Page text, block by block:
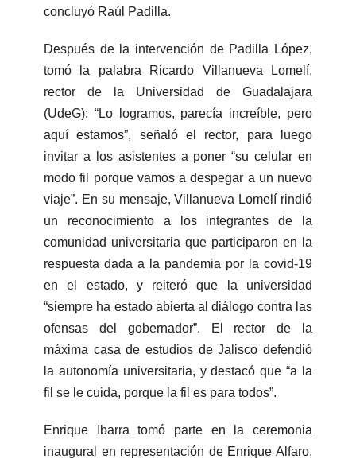
concluyó Raúl Padilla.
Después de la intervención de Padilla López,
tomó la palabra Ricardo Villanueva Lomelí,
rector de la Universidad de Guadalajara
(UdeG): “Lo logramos, parecía increíble, pero
aquí estamos”, señaló el rector, para luego
invitar a los asistentes a poner “su celular en
modo fil porque vamos a despegar a un nuevo
viaje”. En su mensaje, Villanueva Lomelí rindió
un reconocimiento a los integrantes de la
comunidad universitaria que participaron en la
respuesta dada a la pandemia por la covid-19
en el estado, y reiteró que la universidad
“siempre ha estado abierta al diálogo contra las
ofensas del gobernador”. El rector de la
máxima casa de estudios de Jalisco defendió
la autonomía universitaria, y destacó que “a la
fil se le cuida, porque la fil es para todos”.
Enrique Ibarra tomó parte en la ceremonia
inaugural en representación de Enrique Alfaro,